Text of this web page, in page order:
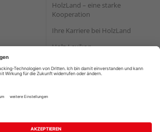
HolzLand – eine starke
Kooperation
Ihre Karriere bei HolzLand
Holz-Lexikon
Datenschutz Nutzungsbedingungen